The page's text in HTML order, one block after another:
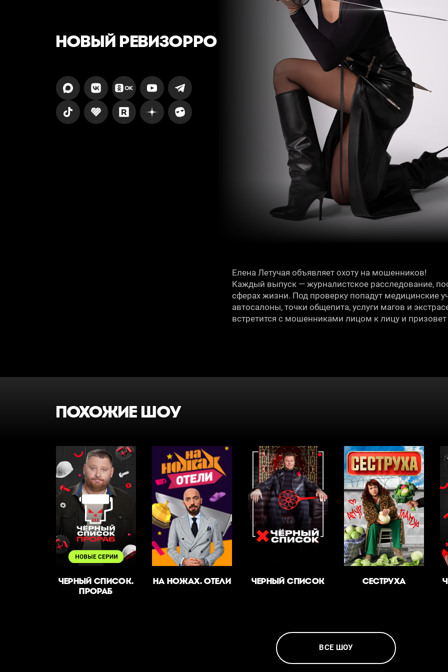
НОВЫЙ РЕВИЗОРРО
Елена Летучая объявляет охоту на мошенников!
Каждый выпуск — журналистское расследование,
сферах жизни. Под проверку попадут медицинские
автосалоны, точки общепита, услуги магов и
встретится с мошенниками лицом к лицу и призовет
ПОХОЖИЕ ШОУ
ЧЕРНЫЙ СПИСОК.
ПРОРАБ
НА НОЖАХ. ОТЕЛИ ЧЕРНЫЙ СПИСОК СЕСТРУХА
ВСЕ ШОУ